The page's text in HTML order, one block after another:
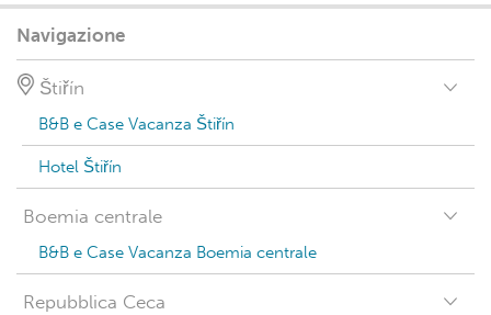
Navigazione
Štiřín
B&B e Case Vacanza Štiřín
Hotel Štiřín
Boemia centrale
B&B e Case Vacanza Boemia centrale
Repubblica Ceca